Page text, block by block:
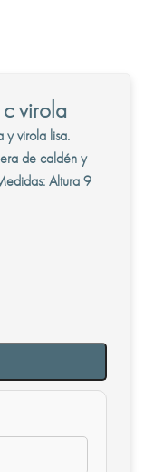
virola
y virola lisa.
de caldén y
Altura 9